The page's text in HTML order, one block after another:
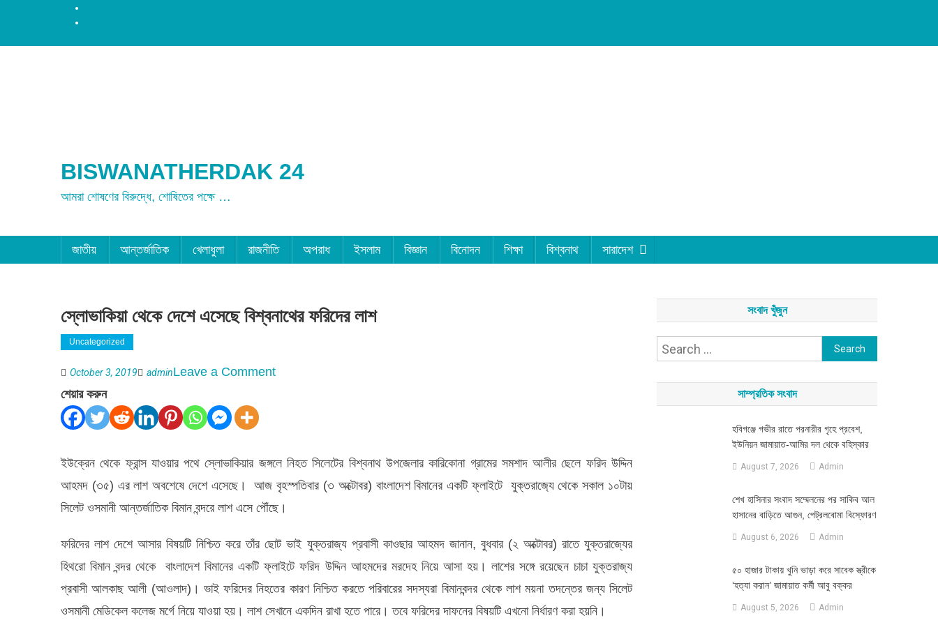
BISWANATHERDAK 24
আমরা শোষণের বিরুদ্ধে, শোষিতের পক্ষে …
জাতীয় আন্তর্জাতিক খেলাধুলা রাজনীতি অপরাধ ইসলাম বিজ্ঞান বিনোদন শিক্ষা বিশ্বনাথ সারাদেশ
স্লোভাকিয়া থেকে দেশে এসেছে বিশ্বনাথের ফরিদের লাশ
Uncategorized
October 3, 2019 adminLeave a Commenton
এসেছে
বিশ্বনাথের
ফরিদের
শেয়ার করুন
ইউক্রেন থেকে ফ্রান্স যাওয়ার পথে স্লোভাকিয়ার জঙ্গলে নিহত সিলেটের বিশ্বনাথ উপজেলার কারিকোনা গ্রামের সমশাদ আলীর ছেলে ফরিদ উদ্দিন
আহমদ (৩৫) এর লাশ অবশেষে দেশে এসেছে। আজ বৃহস্পতিবার (৩ অক্টোবর) বাংলাদেশ বিমানের একটি ফ্লাইটে যুক্তরাজ‌্যে থেকে সকাল ১০টায়
সিলেট ওসমানী আন্তর্জাতিক বিমান বন্দরে লাশ এসে পৌঁছে।
ফরিদের লাশ দেশে আসার বিষয়টি নিশ্চিত করে তাঁর ছোট ভাই যুক্তরাজ্য প্রবাসী কাওছার আহমদ জানান, বুধবার (২ অক্টোবর) রাতে যুক্তরাজ্যের
হিথরো বিমান বন্দর থেকে বাংলাদেশ বিমানের একটি ফ্লাইটে ফরিদ উদ্দিন আহমদের মরদেহ নিয়ে আসা হয়। লাশের সঙ্গে রয়েছেন চাচা যুক্তরাজ্য
প্রবাসী আলকাছ আলী (আওলাদ)। ভাই ফরিদের নিহতের কারণ নিশ্চিত করতে পরিবারের সদস্যরা বিমানবন্দর থেকে লাশ ময়না তদন্তের জন্য সিলেট
ওসমানী মেডিকেল কলেজ মর্গে নিয়ে যাওয়া হয়। লাশ সেখানে একদিন রাখা হতে পারে। তবে ফরিদের দাফনের বিষয়টি এখনো নির্ধারণ করা হয়নি।
সংবাদ খুঁজুন
Search
সাম্প্রতিক সংবাদ
হবিগঞ্জে গভীর রাতে পরনারীর গৃহে প্রবেশ,
ইউনিয়ন জামায়াত-আমির দল থেকে বহিস্কার
August 7, 2026 Admin
শেখ হাসিনার সংবাদ সম্মেলনের পর সাকিব আল
হাসানের বাড়িতে আগুন, পেট্রলবোমা বিস্ফোরণ
August 6, 2026 Admin
৫০ হাজার টাকায় খুনি ভাড়া করে সাবেক স্ত্রীকে
‘হত্যা করান’ জামায়াত কর্মী আবু বক্কর
August 5, 2026 Admin